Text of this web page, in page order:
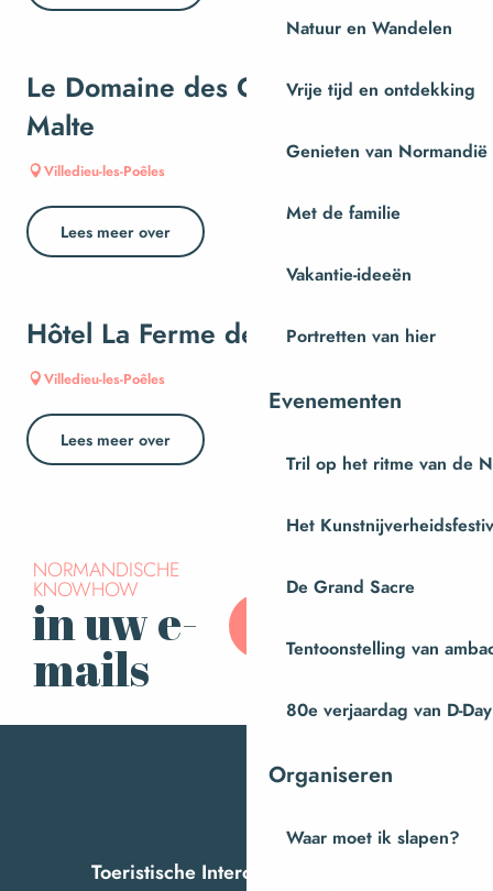
Natuur en Wandelen
Vrije tijd en ontdekking
Genieten van Normandië
Met de familie
Vakantie-ideeën
Portretten van hier
Evenementen
Tril op het ritme van de
Het
De Grand Sacre
Tentoonstelling van
80e verjaardag van D-Day
Organiseren
Waar moet ik slapen?
Le Domaine des Chevaliers de
Malte
Villedieu-les-Poêles
Lees meer over
Hôtel La Ferme de Malte
Villedieu-les-Poêles
Lees meer over
NORMANDISCHE
KNOWHOW
in uw e-
mails
Toeristische Intercom van Villedieu